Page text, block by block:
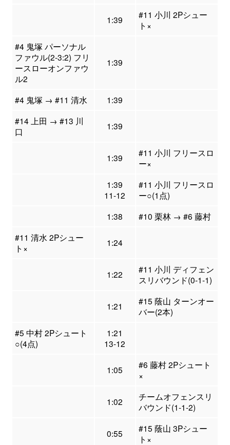
1:39
#11 小川 2Pシュー
ト×
#4 鬼塚 パーソナル
ファウル(2-3:2) フリ
ースローオンファウ
ル2
1:39
#4 鬼塚 → #11 清水
1:39
#14 上田 → #13 川
口
1:39
1:39
#11 小川 フリースロ
ー×
1:39
11-12
#11 小川 フリースロ
ー○(1点)
1:38
#10 栗林 → #6 藤村
#11 清水 2Pシュー
ト×
1:24
1:22
#11 小川 ディフェン
スリバウンド(0-1-1)
1:21
#15 蔭山 ターンオー
バー(2本)
#5 中村 2Pシュート
○(4点)
1:21
13-12
1:05
#6 藤村 2Pシュート
×
1:02
チームオフェンスリ
バウンド(1-1-2)
0:55
#15 蔭山 3Pシュー
ト×